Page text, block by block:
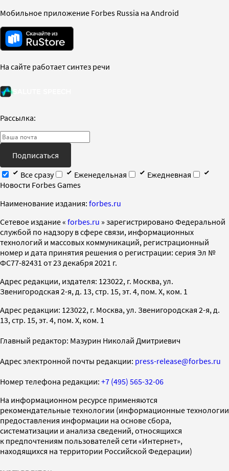
Мобильное приложение Forbes Russia на Android
На сайте работает синтез речи
Рассылка:
Подписаться
Все сразу
Еженедельная
Ежедневная
Новости Forbes Games
Наименование издания: forbes.ru
Cетевое издание « forbes.ru » зарегистрировано Федеральной
службой по надзору в сфере связи, информационных
технологий и массовых коммуникаций, регистрационный
номер и дата принятия решения о регистрации: серия Эл №
ФС77-82431 от 23 декабря 2021 г.
Адрес редакции, издателя: 123022, г. Москва, ул.
Звенигородская 2-я, д. 13, стр. 15, эт. 4, пом. X, ком. 1
Адрес редакции: 123022, г. Москва, ул. Звенигородская 2-я, д.
13, стр. 15, эт. 4, пом. X, ком. 1
Главный редактор: Мазурин Николай Дмитриевич
Адрес электронной почты редакции: press-release@forbes.ru
Номер телефона редакции: +7 (495) 565-32-06
На информационном ресурсе применяются
рекомендательные технологии (информационные технологии
предоставления информации на основе сбора,
систематизации и анализа сведений, относящихся
к предпочтениям пользователей сети «Интернет»,
находящихся на территории Российской Федерации)